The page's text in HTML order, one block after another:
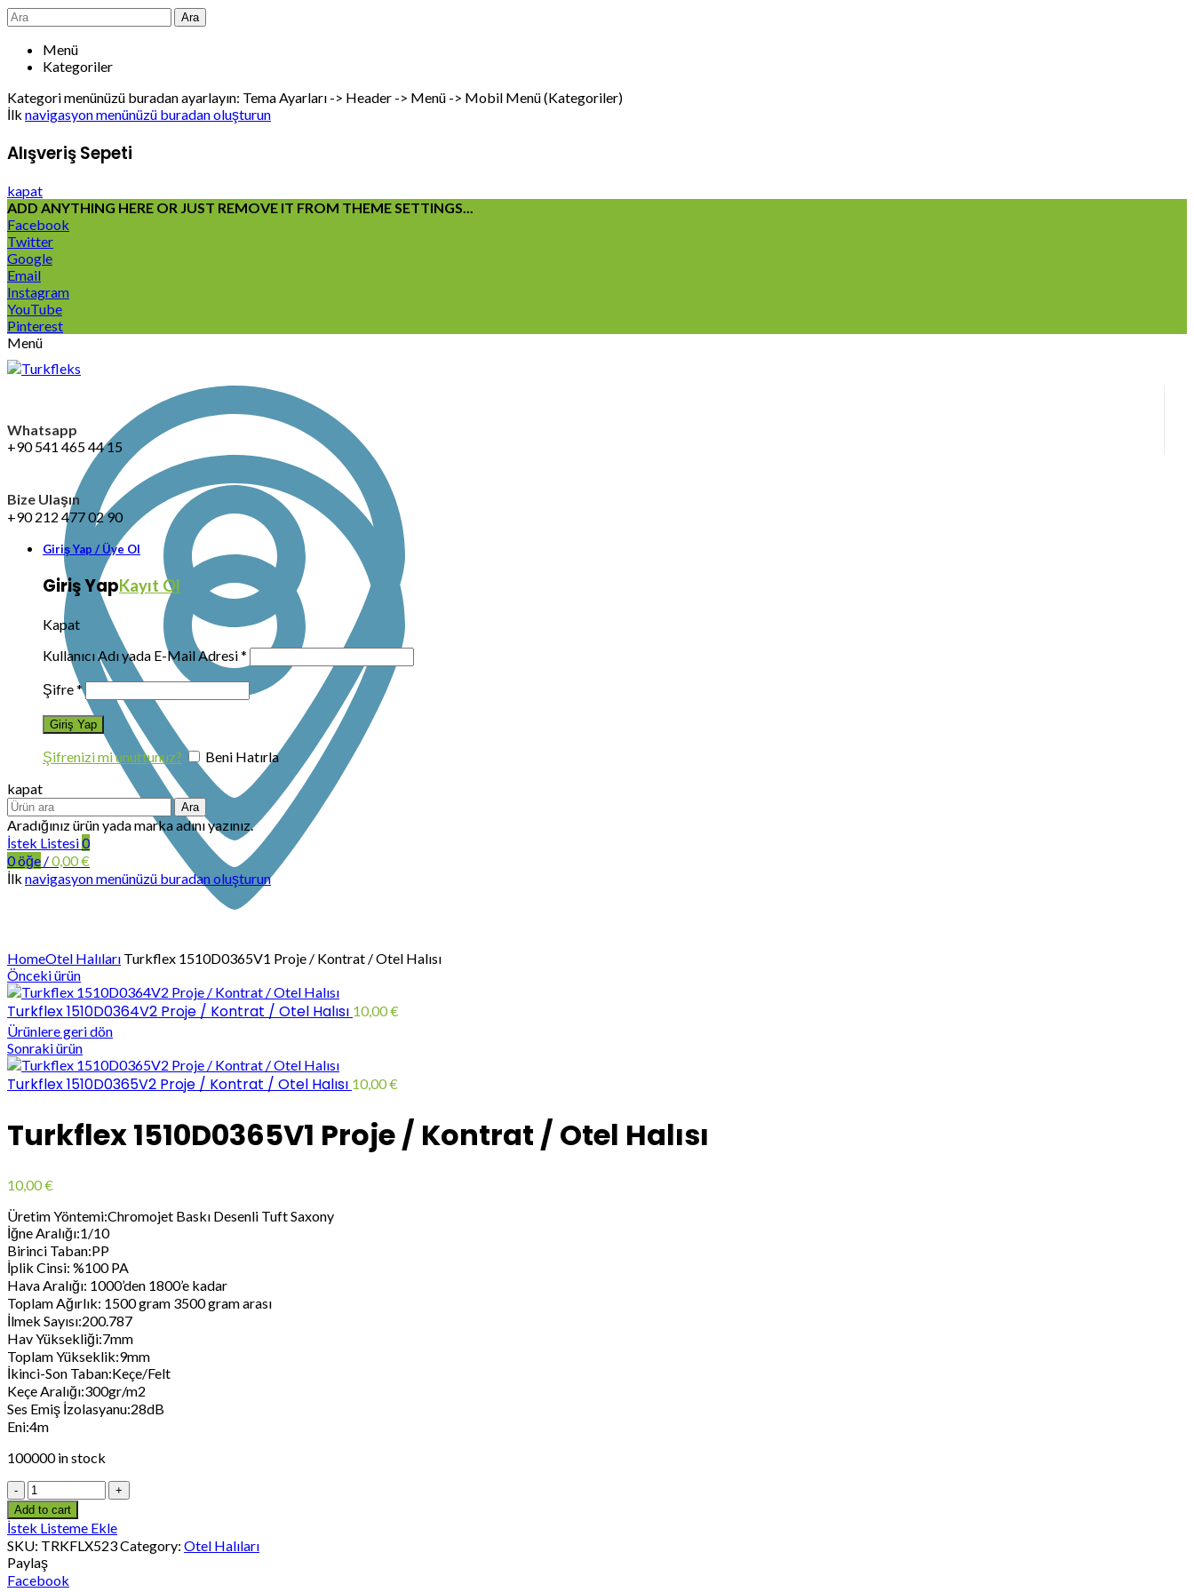
Ara
Menü
Kategoriler
Kategori menünüzü buradan ayarlayın: Tema Ayarları -> Header -> Menü -> Mobil Menü (Kategoriler)
İlk navigasyon menünüzü buradan oluşturun
Alışveriş Sepeti
kapat
ADD ANYTHING HERE OR JUST REMOVE IT FROM THEME SETTINGS...
Facebook
Twitter
Google
Email
Instagram
YouTube
Pinterest
Menü
Whatsapp
+90 541 465 44 15
Bize Ulaşın
+90 212 477 02 90
Giriş Yap / Üye Ol
Giriş YapKayıt Ol
Kapat
Kullanıcı Adı yada E-Mail Adresi*
Şifre*
Şifrenizi mi unuttunuz?
Beni Hatırla
kapat
Ara
Aradığınız ürün yada marka adını yazınız.
İstek Listesi0
0öğe /0,00€
İlk navigasyon menünüzü buradan oluşturun
HomeOtel Halıları Turkflex 1510D0365V1 Proje / Kontrat / Otel Halısı
Önceki ürün
Turkflex 1510D0364V2 Proje / Kontrat / Otel Halısı 10,00€
Ürünlere geri dön
Sonraki ürün
Turkflex 1510D0365V2 Proje / Kontrat / Otel Halısı 10,00€
Turkflex 1510D0365V1 Proje / Kontrat / Otel Halısı
10,00€
Üretim Yöntemi:Chromojet Baskı Desenli Tuft Saxony
İğne Aralığı:1/10
Birinci Taban:PP
İplik Cinsi: %100 PA
Hava Aralığı: 1000’den 1800’e kadar
Toplam Ağırlık: 1500 gram 3500 gram arası
İlmek Sayısı:200.787
Hav Yüksekliği:7mm
Toplam Yükseklik:9mm
İkinci-Son Taban:Keçe/Felt
Keçe Aralığı:300gr/m2
Ses Emiş İzolasyanu:28dB
Eni:4m
100000 in stock
Add to cart
İstek Listeme Ekle
SKU: TRKFLX523Category: Otel Halıları
Paylaş
Facebook